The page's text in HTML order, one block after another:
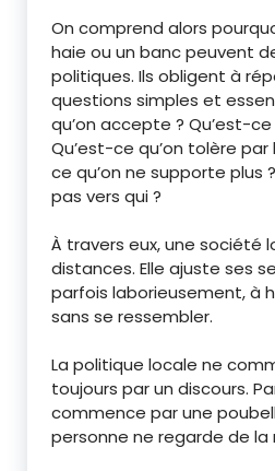
On comprend alors
haie ou un banc peuvent
politiques. Ils obligent à
questions simples et
qu’on accepte ? Qu’est-ce
Qu’est-ce qu’on tolère
ce qu’on ne supporte plus
pas vers qui ?
À travers eux, une société
distances. Elle ajuste ses
parfois laborieusement, à
sans se ressembler.
La politique locale ne
toujours par un discours.
commence par une
personne ne regarde de la